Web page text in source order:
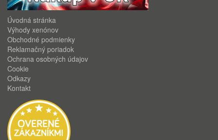
Úvodná stránka
Výhody xenónov
Obchodné podmienky
Reklamačný poriadok
Ochrana osobných údajov
Cookie
Odkazy
Kontakt